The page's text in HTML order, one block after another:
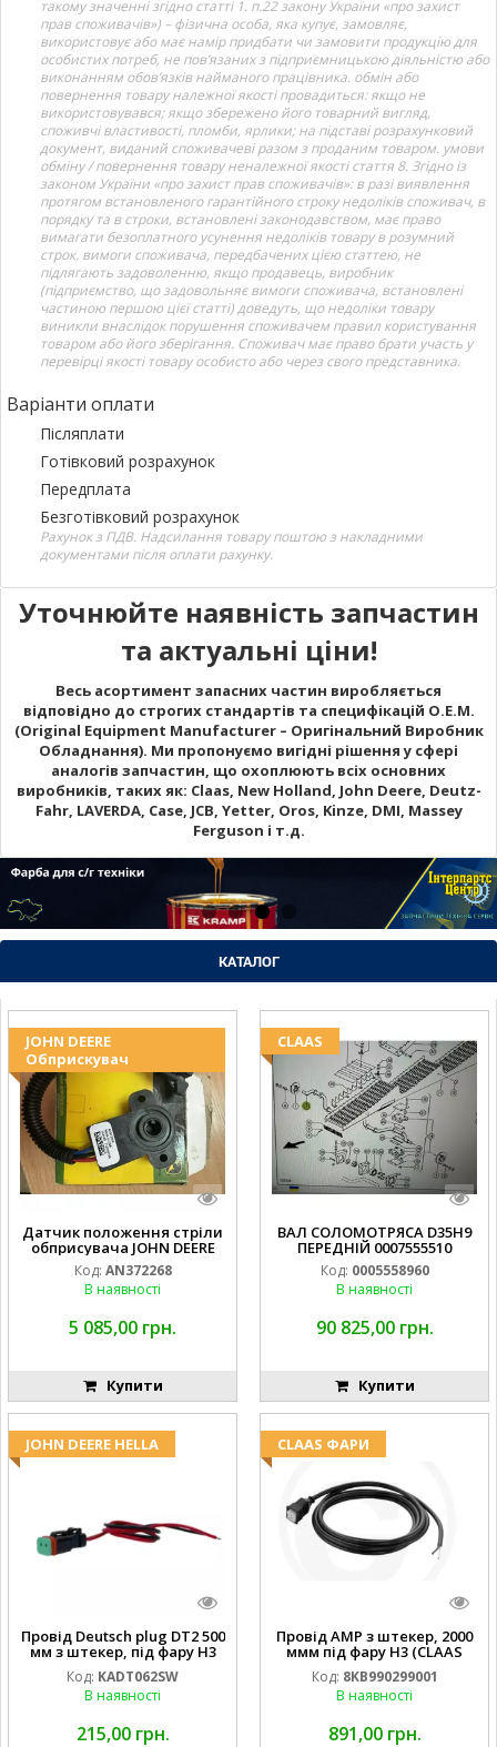
такому значенні згідно статті 1. п.22 закону України «про захист
прав споживачів») – фізична особа, яка купує, замовляє,
використовує або має намір придбати чи замовити продукцію для
особистих потреб, не пов’язаних з підприємницькою діяльністю або
виконанням обов’язків найманого працівника. обмін або
повернення товару належної якості провадиться: якщо не
використовувався; якщо збережено його товарний вигляд,
споживчі властивості, пломби, ярлики; на підставі розрахунковий
документ, виданий споживачеві разом з проданим товаром. умови
обміну / повернення товару неналежної якості стаття 8. Згідно із
законом України «про захист прав споживачів»: в разі виявлення
протягом встановленого гарантійного строку недоліків споживач, в
порядку та в строки, встановлені законодавством, має право
вимагати безоплатного усунення недоліків товару в розумний
строк. вимоги споживача, передбачених цією статтею, не
підлягають задоволенню, якщо продавець, виробник
(підприємство, що задовольняє вимоги споживача, встановлені
частиною першою цієї статті) доведуть, що недоліки товару
виникли внаслідок порушення споживачем правил користування
товаром або його зберігання. Споживач має право брати участь у
перевірці якості товару особисто або через свого представника.
Варіанти оплати
Післяплати
Готівковий розрахунок
Передплата
Безготівковий розрахунок
Рахунок з ПДВ. Надсилання товару поштою з накладними
документами після оплати рахунку.
Уточнюйте наявність запчастин
та актуальні ціни!
Весь асортимент запасних частин виробляється
відповідно до строгих стандартів та специфікацій O.E.M.
(Original Equipment Manufacturer – Оригінальний Виробник
Обладнання). Ми пропонуємо вигідні рішення у сфері
аналогів запчастин, що охоплюють всіх основних
виробників, таких як: Claas, New Holland, John Deere, Deutz-
Fahr, LAVERDA, Case, JCB, Yetter, Oros, Kinze, DMI, Massey
Ferguson і т.д.
КАТАЛОГ
JOHN DEERE
Обприскувач
Датчик положення стріли
обприсувача JOHN DEERE
Код: AN372268
В наявності
5 085,00 грн.
Купити
CLAAS
ВАЛ СОЛОМОТРЯСА D35H9
ПЕРЕДНІЙ 0007555510
Код: 0005558960
В наявності
90 825,00 грн.
Купити
JOHN DEERE HELLA
Провід Deutsch plug DT2 500
мм з штекер, під фару H3
(JOHN DEERE AL116438
994.184.00) ) Kramp Hella
Код: KADT062SW
В наявності
215,00 грн.
CLAAS ФАРИ
Провід AMP з штекер, 2000
ммм під фару H3 (CLAAS
013733) Hella
Код: 8KB990299001
В наявності
891,00 грн.